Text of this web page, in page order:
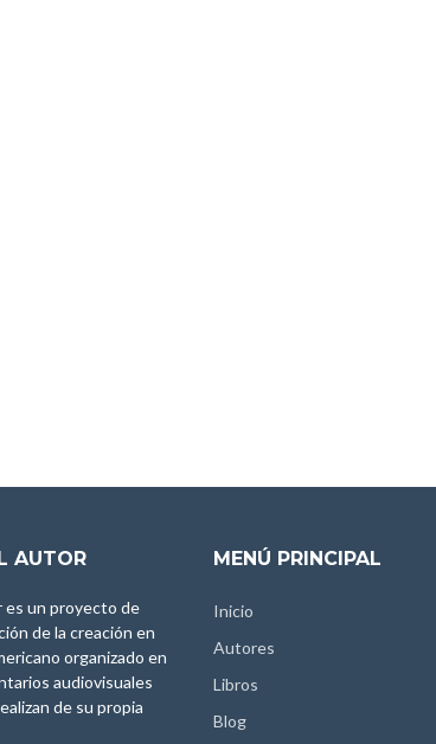
AUTOR
es un proyecto de
de la creación en
organizado en
audiovisuales
de su propia
MENÚ PRINCIPAL
Inicio
Autores
Libros
Blog